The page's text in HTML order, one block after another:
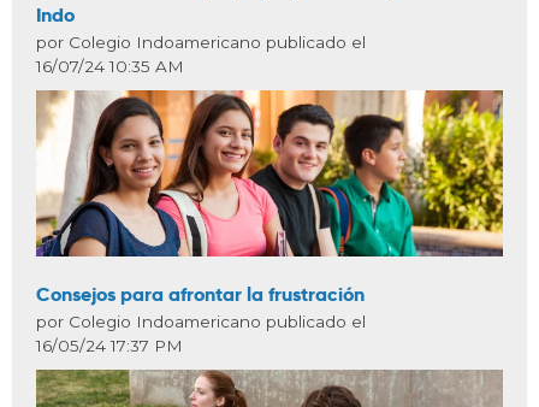
Indo
por Colegio Indoamericano publicado el
16/07/24 10:35 AM
Consejos para afrontar la frustración
por Colegio Indoamericano publicado el
16/05/24 17:37 PM